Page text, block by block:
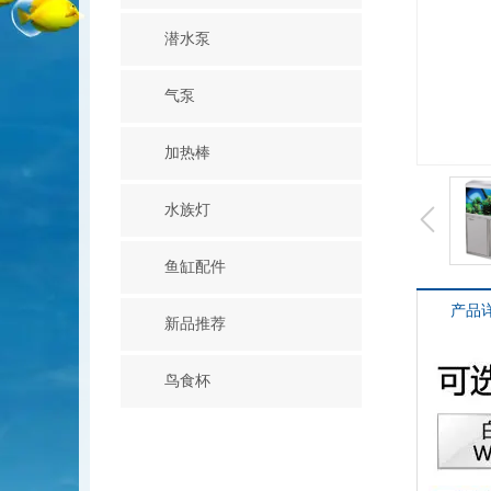
潜水泵
气泵
加热棒
水族灯
鱼缸配件
新品推荐
鸟食杯
产品